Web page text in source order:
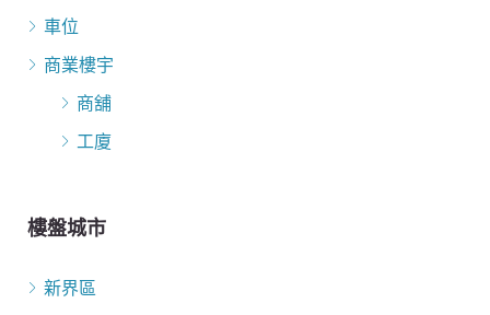
車位
商業樓宇
商舖
工廈
樓盤城市
新界區